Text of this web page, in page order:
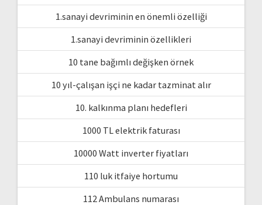
1.sanayi devriminin en önemli özelliği
1.sanayi devriminin özellikleri
10 tane bağımlı değişken örnek
10 yıl-çalışan işçi ne kadar tazminat alır
10. kalkınma planı hedefleri
1000 TL elektrik faturası
10000 Watt inverter fiyatları
110 luk itfaiye hortumu
112 Ambulans numarası